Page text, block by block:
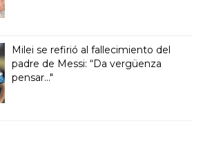
Milei se refirió al fallecimiento del
padre de Messi: “Da vergüenza
pensar..."